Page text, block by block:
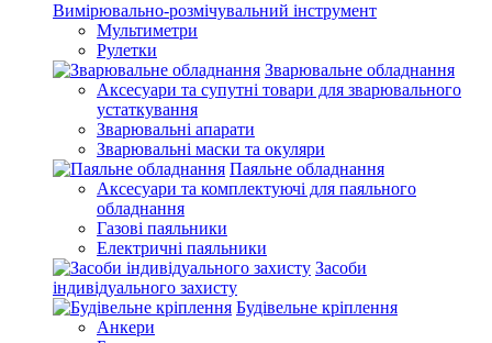
Вимірювально-розмічувальний інструмент
Мультиметри
Рулетки
Зварювальне обладнання
Аксесуари та супутні товари для зварювального
устаткування
Зварювальні апарати
Зварювальні маски та окуляри
Паяльне обладнання
Аксесуари та комплектуючі для паяльного
обладнання
Газові паяльники
Електричні паяльники
Засоби
індивідуального захисту
Будівельне кріплення
Анкери